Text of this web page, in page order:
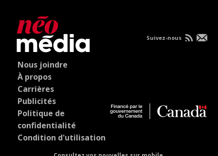
Nous joindre
À propos
Carrières
Publicités
Politique de
confidentialité
Condition d'utilisation
Suivez-nous